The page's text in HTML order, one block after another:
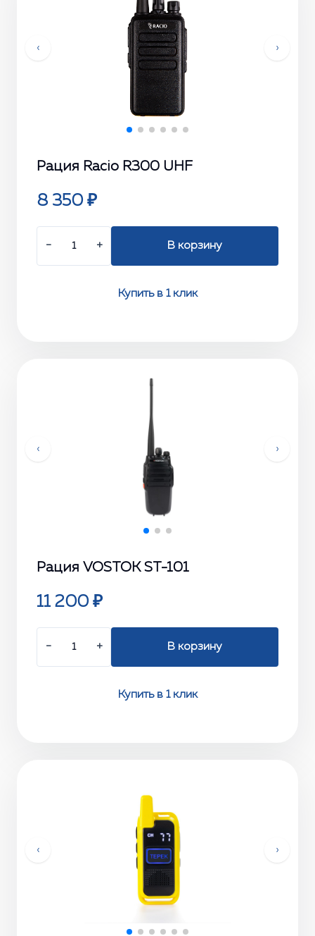
‹ ›
Рация Racio R300 UHF
8 350 ₽
− + В корзину
Купить в 1 клик
‹ ›
Рация VOSTOK ST-101
11 200 ₽
− + В корзину
Купить в 1 клик
‹ ›